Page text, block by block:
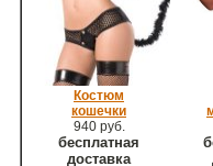
Костюм
кошечки
940 руб.
бесплатная
доставка